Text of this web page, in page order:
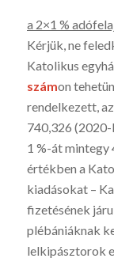
a 2×1 %
Kérjük, ne
Katolikus
számon
rendelkezett,
740,326
1 %-át mintegy
értékben a
kiadásokat –
fizetésének
plébániáknak
lelkipásztorok